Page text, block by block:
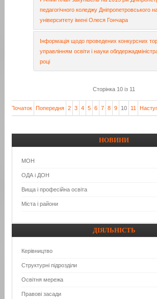
педагогічного коледжу Дніпропетровського
університету імені Олеся Гончара
Інформація щодо проведених конкурсних
управлінням освіти і науки
році
Сторінка 10 із 11
Початок Попередня 2 3 4 5 6 7 8 9 10 11
НОВИНИ
МОН
ОДА і ДОН
Вища і професійна освіта
Міста і райони
ДІЯЛЬНІСТЬ
Керівництво
Структурні підрозділи
Освітня мережа
Правові засади